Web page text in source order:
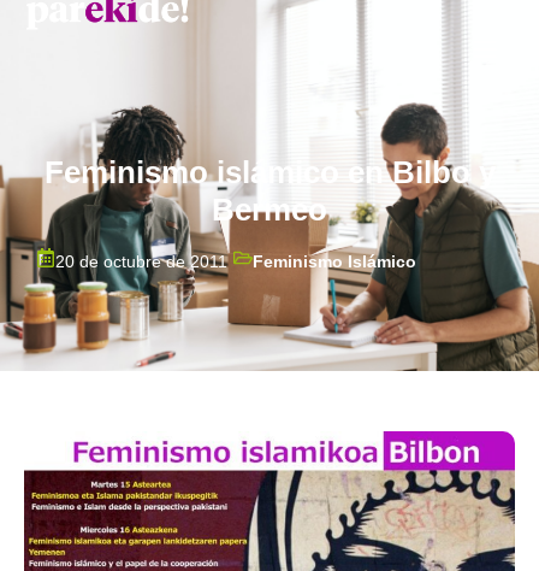
Feminismo islámico en Bilbo y
Bermeo
20 de octubre de 2011 Feminismo Islámico